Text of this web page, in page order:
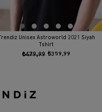
Trendiz Unisex Astroworld 2021 Siyah
Tshirt
₺359,99
₺479,99